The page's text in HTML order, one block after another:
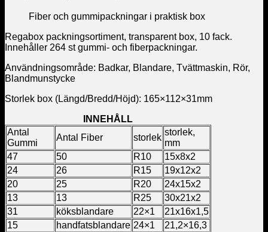
Fiber och gummipackningar i praktisk box
Regabox packningsortiment, transparent box, 10 fack.
Innehåller 264 st gummi- och fiberpackningar.
Användningsområde: Badkar, Blandare, Tvättmaskin, Rör,
Blandmunstycke
Storlek box (Längd/Bredd/Höjd): 165×112×31mm
INNEHÅLL
Antal
Gummi
Antal Fiber storlek
storlek,
mm
47
50 R10
15x8x2
24
26 R15
19x12x2
20
25 R20
24x15x2
13
13 R25
30x21x2
31
köksblandare 22×1
21x16x1,5
15
handfatsblandare 24×1 21,2×16,3